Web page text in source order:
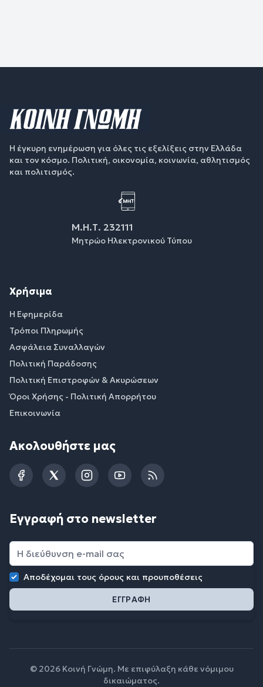
Η έγκυρη ενημέρωση για όλες τις εξελίξεις στην Ελλάδα
και τον κόσμο. Πολιτική, οικονομία, κοινωνία, αθλητισμός
και πολιτισμός.
Μ.Η.Τ. 232111
Μητρώο Ηλεκτρονικού Τύπου
Χρήσιμα
Η Εφημερίδα
Τρόποι Πληρωμής
Ασφάλεια Συναλλαγών
Πολιτική Παράδοσης
Πολιτική Επιστροφών & Ακυρώσεων
Όροι Χρήσης - Πολιτική Απορρήτου
Επικοινωνία
Ακολουθήστε μας
FacebookTwitterInstagramYouTubeRSS
Εγγραφή στο newsletter
Αποδέχομαι τους όρους και προυποθέσεις
© 2026 Κοινή Γνώμη. Με επιφύλαξη κάθε νόμιμου
δικαιώματος.